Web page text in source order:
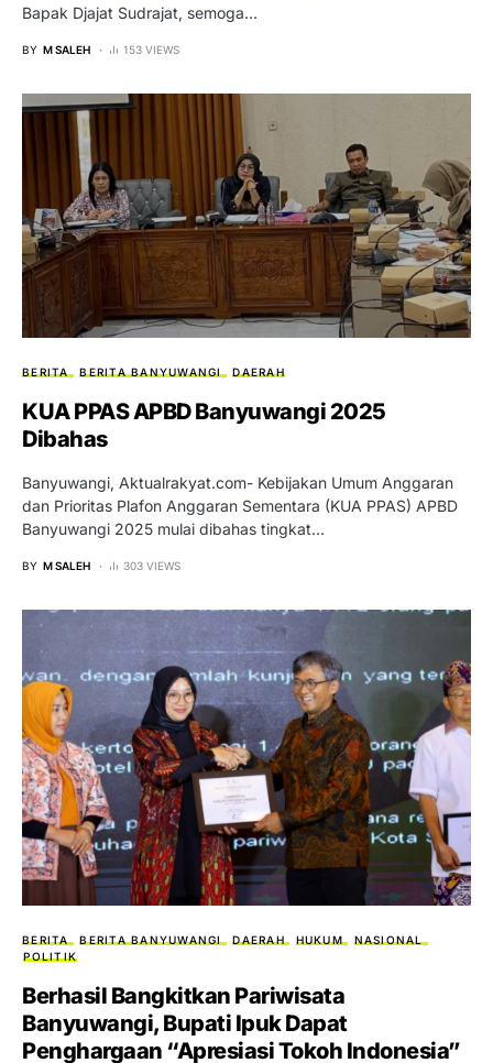
Bapak Djajat Sudrajat, semoga…
BY M SALEH 153 VIEWS
BERITA BERITA BANYUWANGI DAERAH
KUA PPAS APBD Banyuwangi 2025
Dibahas
Banyuwangi, Aktualrakyat.com- Kebijakan Umum Anggaran
dan Prioritas Plafon Anggaran Sementara (KUA PPAS) APBD
Banyuwangi 2025 mulai dibahas tingkat…
BY M SALEH 303 VIEWS
BERITA BERITA BANYUWANGI DAERAH HUKUM
NASIONAL
POLITIK
Berhasil Bangkitkan Pariwisata
Banyuwangi, Bupati Ipuk Dapat
Penghargaan “Apresiasi Tokoh Indonesia”